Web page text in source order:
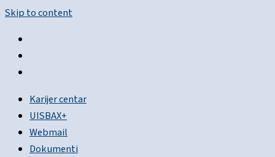
Skip to content
Karijer centar
UISBAX+
Webmail
Dokumenti